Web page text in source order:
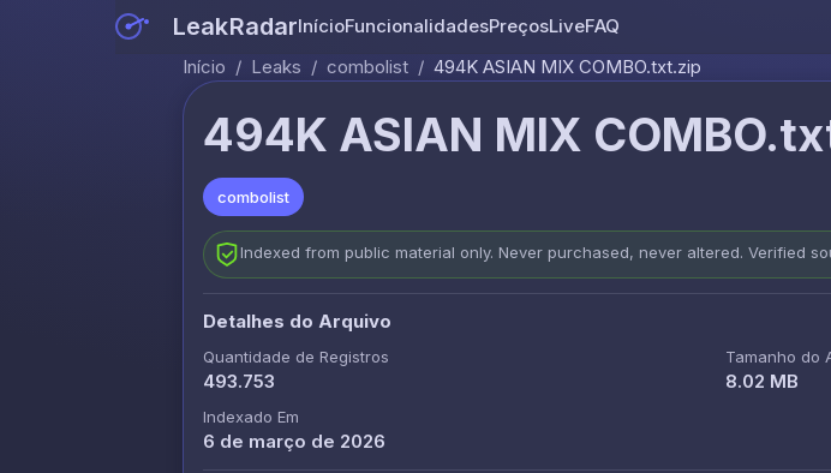
LeakRadarInícioFuncionalidadesPreçosLiveFAQ
Início / Leaks / combolist / 494K ASIAN MIX COMBO.txt.zip
494K ASIAN MIX
combolist
Indexed from public material only. Never purchased, never altered. Verified
Detalhes do Arquivo
Quantidade de Registros
493.753
Tamanho do
8.02 MB
Indexado Em
6 de março de 2026